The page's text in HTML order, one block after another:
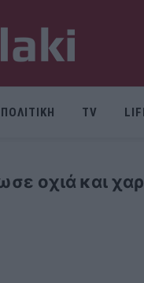
ΠΟΛΙΤΙΚΗ TV
οχιά και